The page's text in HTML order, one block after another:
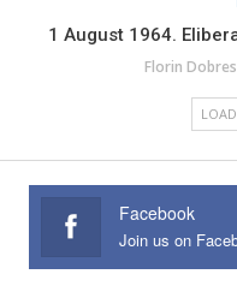
1 August 1964.
Florin
Facebook